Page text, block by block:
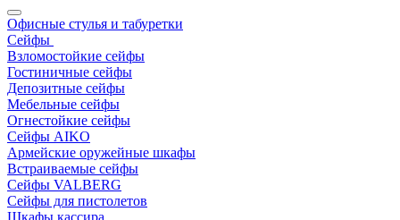
Офисные стулья и табуретки
Сейфы
Взломостойкие сейфы
Гостиничные сейфы
Депозитные сейфы
Мебельные сейфы
Огнестойкие сейфы
Сейфы AIKO
Армейские оружейные шкафы
Встраиваемые сейфы
Сейфы VALBERG
Сейфы для пистолетов
Шкафы кассира